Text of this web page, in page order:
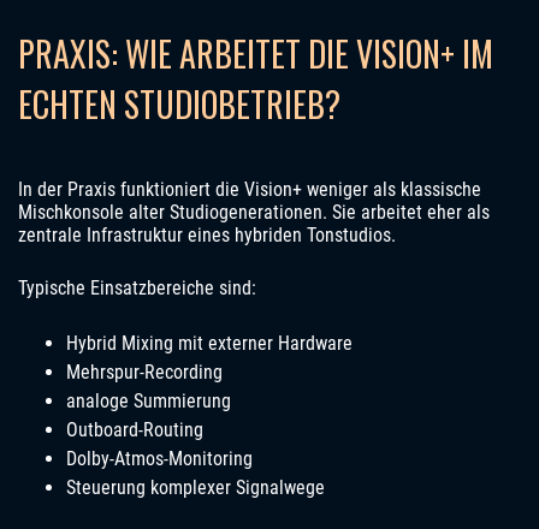
PRAXIS: WIE ARBEITET DIE VISION+ IM
ECHTEN STUDIOBETRIEB?
In der Praxis funktioniert die Vision+ weniger als klassische
Mischkonsole alter Studiogenerationen. Sie arbeitet eher als
zentrale Infrastruktur eines hybriden Tonstudios.
Typische Einsatzbereiche sind:
Hybrid Mixing mit externer Hardware
Mehrspur-Recording
analoge Summierung
Outboard-Routing
Dolby-Atmos-Monitoring
Steuerung komplexer Signalwege